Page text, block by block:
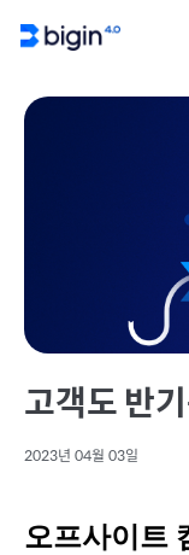
고객도 반
2023년 04월 03일
오프사이트